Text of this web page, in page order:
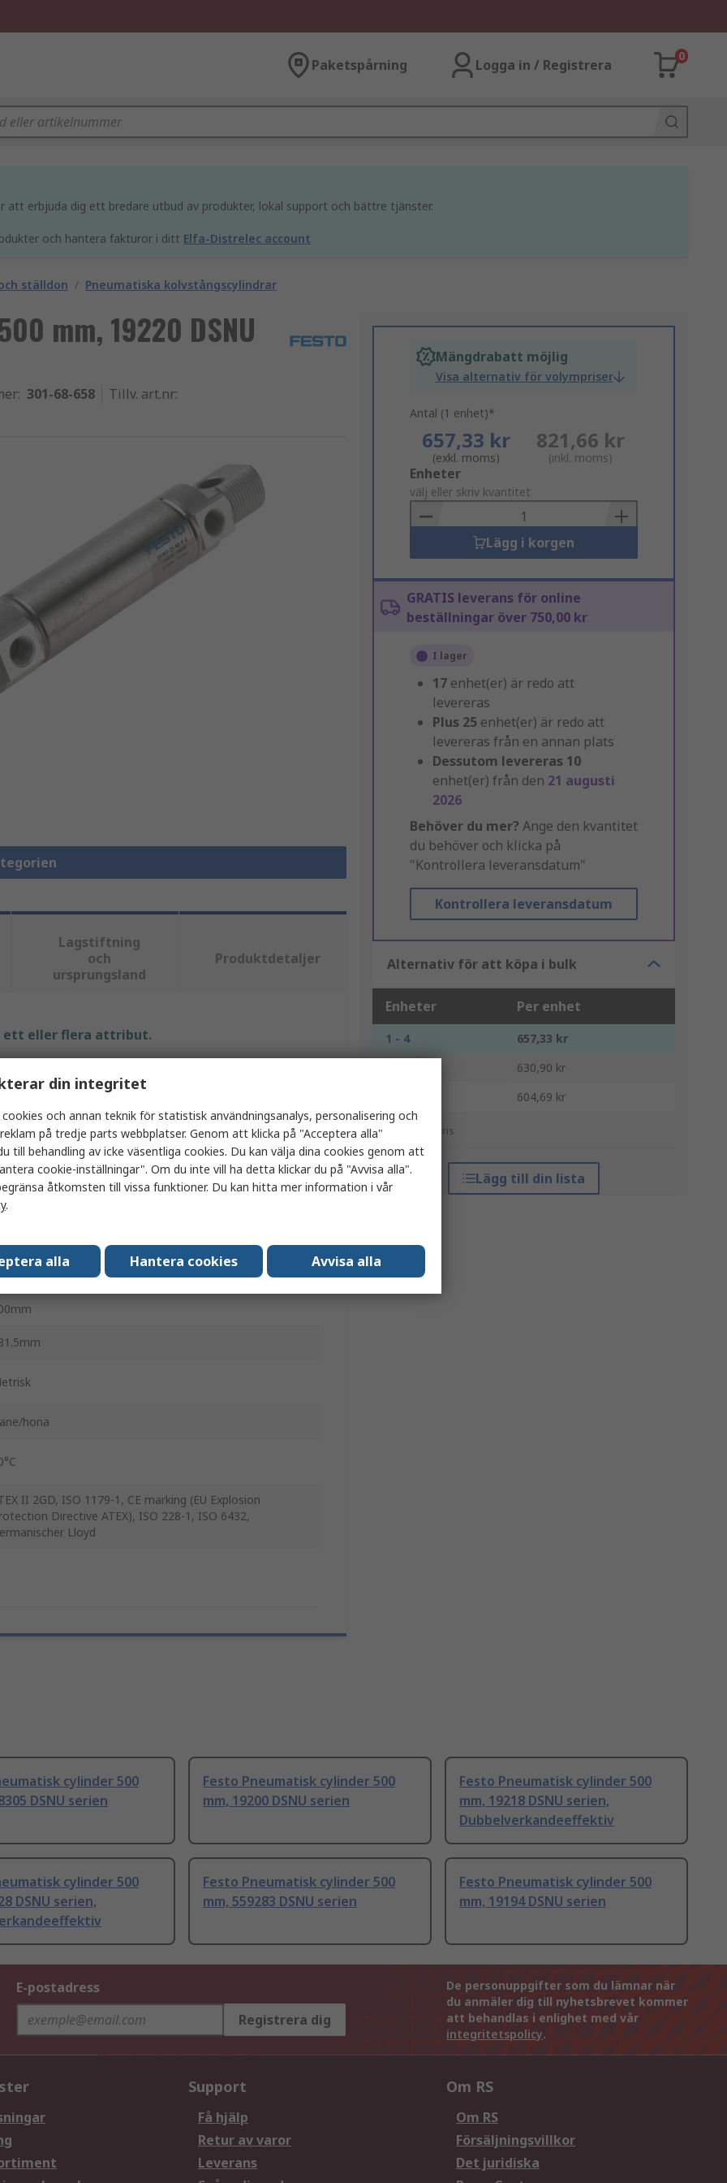
Paketspårning Logga in / Registrera
0
att erbjuda dig ett bredare utbud av produkter, lokal support och bättre tjänster.
och hantera fakturor i ditt Elfa-Distrelec account
ställdon / Pneumatiska kolvstångscylindrar
mm, 19220 DSNU
: 301-68-658 Tillv. art.nr:
Mängdrabatt möjlig
Visa alternativ för volympriser
Antal (1 enhet)*
657,33 kr
(exkl. moms)
821,66 kr
(inkl. moms)
Add
to
Basket
Enheter
välj eller skriv kvantitet
Lägg i korgen
GRATIS leverans för online
beställningar över 750,00 kr
I lager
17 enhet(er) är redo att
levereras
Plus 25 enhet(er) är redo att
levereras från en annan plats
Dessutom levereras 10
enhet(er) från den 21 augusti
2026
Behöver du mer? Ange den kvantitet
du behöver och klicka på
"Kontrollera leveransdatum"
Kontrollera leveransdatum
Alternativ för att köpa i bulk
Enheter Per enhet
1 - 4
657,33 kr
630,90 kr
604,69 kr
*vägledande pris
Lägg till din lista
Lagstiftning
och
ursprungsland
Produktdetaljer
ett eller flera attribut.
cylinder
Baksida, Fläns, Direkt, Svängbar, Fot
hona
II 2GD, ISO 1179-1, CE marking (EU Explosion
Directive ATEX), ISO 228-1, ISO 6432,
Lloyd
cylinder 500
DSNU serien
Festo Pneumatisk cylinder 500
mm, 19200 DSNU serien
Festo Pneumatisk cylinder 500
mm, 19218 DSNU serien,
Dubbelverkandeeffektiv
cylinder 500
DSNU serien,
Festo Pneumatisk cylinder 500
mm, 559283 DSNU serien
Festo Pneumatisk cylinder 500
mm, 19194 DSNU serien
E-postadress
Registrera dig
De personuppgifter som du lämnar när
du anmäler dig till nyhetsbrevet kommer
att behandlas i enlighet med vår
integritetspolicy.
Support
Få hjälp
Retur av varor
Leverans
Om RS
Om RS
Försäljningsvillkor
Det juridiska
din integritet
cookies och annan teknik för statistisk användningsanalys, personalisering och
på tredje parts webbplatser. Genom att klicka på "Acceptera alla"
till behandling av icke väsentliga cookies. Du kan välja dina cookies genom att
cookie-inställningar". Om du inte vill ha detta klickar du på "Avvisa alla".
åtkomsten till vissa funktioner. Du kan hitta mer information i vår
.
alla Hantera cookies Avvisa alla